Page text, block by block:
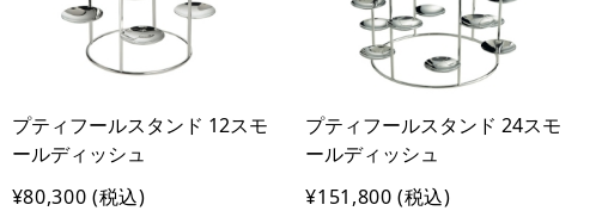
プティフールスタンド 12スモ
ールディッシュ
¥80,300 (税込)
プティフールスタンド 24スモ
ールディッシュ
¥151,800 (税込)